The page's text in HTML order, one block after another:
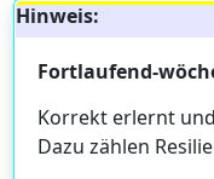
Hinweis:
Fortlaufend-
Korrekt erlernt
Dazu zählen